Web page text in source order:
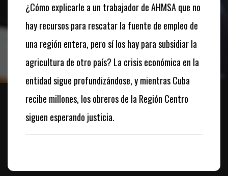
¿Cómo explicarle a un trabajador de AHMSA que no
hay recursos para rescatar la fuente de empleo de
una región entera, pero sí los hay para subsidiar la
agricultura de otro país? La crisis económica en la
entidad sigue profundizándose, y mientras Cuba
recibe millones, los obreros de la Región Centro
siguen esperando justicia.